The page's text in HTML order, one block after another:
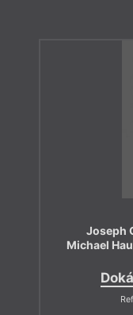
Joseph
Michael